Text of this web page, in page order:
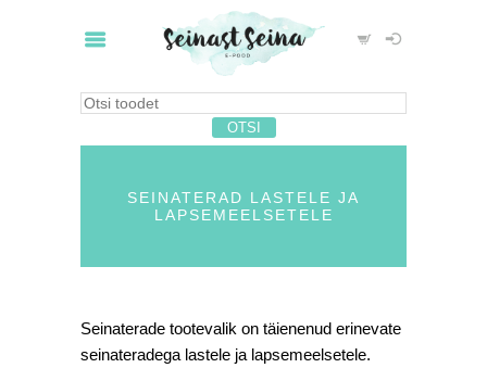
SEINATERAD LASTELE JA
LAPSEMEELSETELE
Seinaterade tootevalik on täienenud erinevate
seinateradega lastele ja lapsemeelsetele.